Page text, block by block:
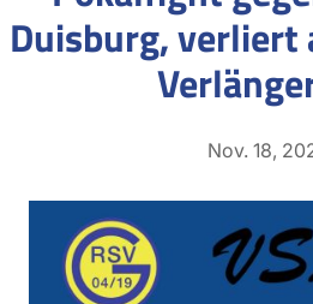
Duisburg, verliert
Nov. 18,